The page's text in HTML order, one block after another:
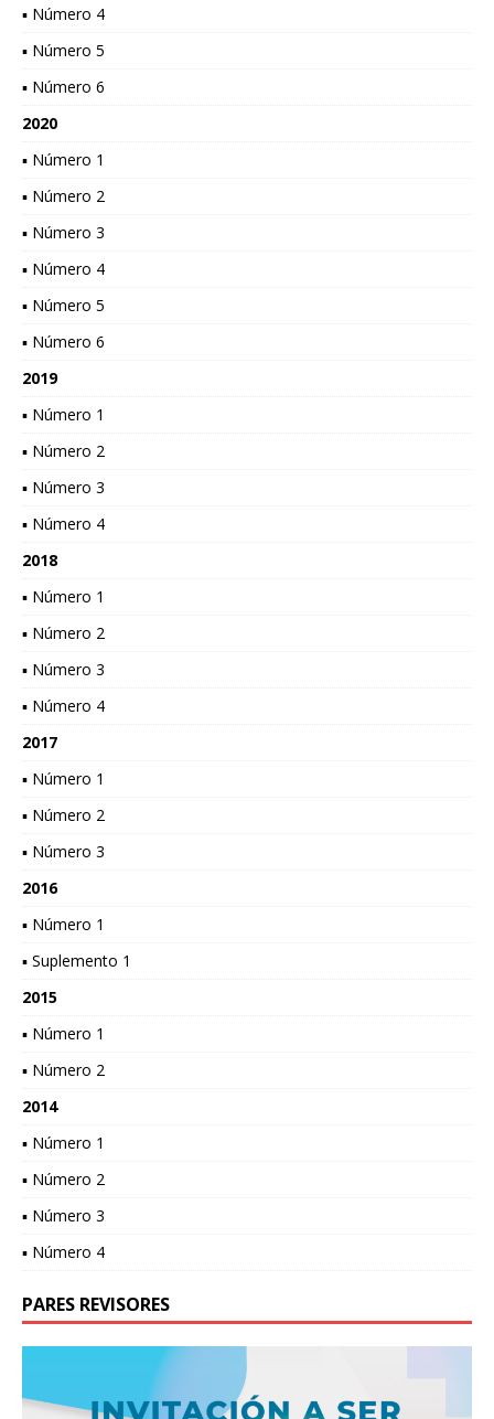
▪ Número 4
▪ Número 5
▪ Número 6
2020
▪ Número 1
▪ Número 2
▪ Número 3
▪ Número 4
▪ Número 5
▪ Número 6
2019
▪ Número 1
▪ Número 2
▪ Número 3
▪ Número 4
2018
▪ Número 1
▪ Número 2
▪ Número 3
▪ Número 4
2017
▪ Número 1
▪ Número 2
▪ Número 3
2016
▪ Número 1
▪ Suplemento 1
2015
▪ Número 1
▪ Número 2
2014
▪ Número 1
▪ Número 2
▪ Número 3
▪ Número 4
PARES REVISORES